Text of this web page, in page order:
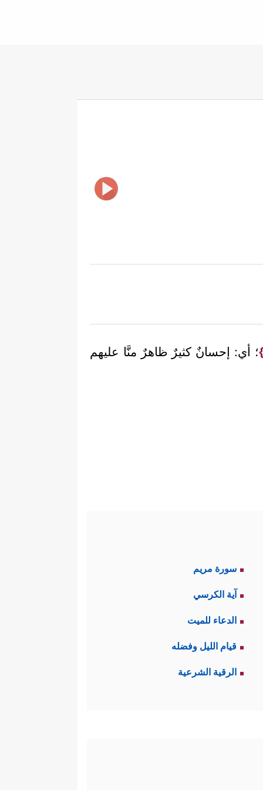
؛ أي: إحسانٌ كثيرٌ ظاهرٌ منَّا عليهم
سورة مريم
آية الكرسي
الدعاء للميت
قيام الليل وفضله
الرقية الشرعية